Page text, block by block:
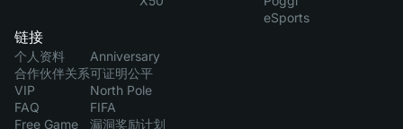
eSports
链接
个人资料
合作伙伴关系
VIP
FAQ
Free Game
Anniversary
可证明公平
North Pole
FIFA
漏洞奖励计划